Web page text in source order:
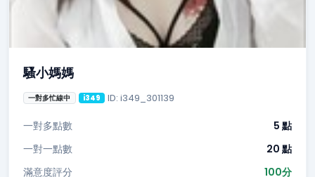
騷小媽媽
一對多忙線中 i349 ID: i349_301139
一對多點數
5 點
一對一點數
20 點
滿意度評分
100分